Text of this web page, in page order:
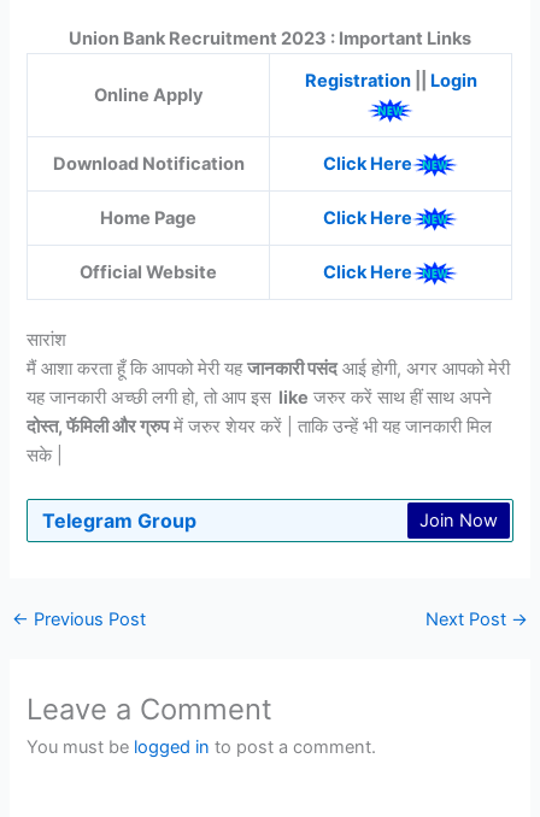
Union Bank Recruitment 2023 : Important Links
Online Apply
Registration|| Login
Download Notification Click Here
Home Page Click Here
Official Website Click Here
सारांश
मैं आशा करता हूँ कि आपको मेरी यहजानकारी पसंदआई होगी, अगर आपको मेरी
यह जानकारी अच्छी लगी हो, तो आप इस like जरुर करें साथ हीं साथ अपने
दोस्त, फॅमिली और ग्रुपमें जरुर शेयर करें | ताकि उन्हें भी यह जानकारी मिल
सके |
Telegram Group Join Now
← Previous Post Next Post →
Leave a Comment
You must be logged in to post a comment.